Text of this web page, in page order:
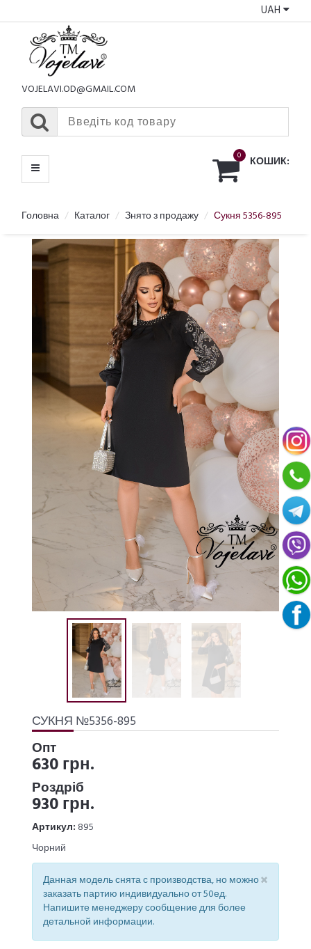
UAH
VOJELAVI.OD@GMAIL.COM
0 КОШИК:
МЕНЮ
Головна Каталог Знято з продажу Сукня 5356-895
СУКНЯ №5356-895
Опт
630 грн.
Роздріб
930 грн.
Артикул: 895
Чорний
×
Данная модель снята с производства, но можно
заказать партию индивидуально от 50ед.
Напишите менеджеру сообщение для более
детальной информации.